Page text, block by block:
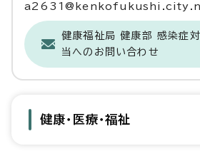
健康福祉局 健康部 感染症
当へのお問い合わせ
健康・医療・福祉